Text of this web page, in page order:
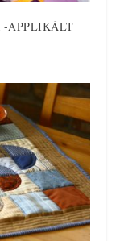
-APPLIKÁLT